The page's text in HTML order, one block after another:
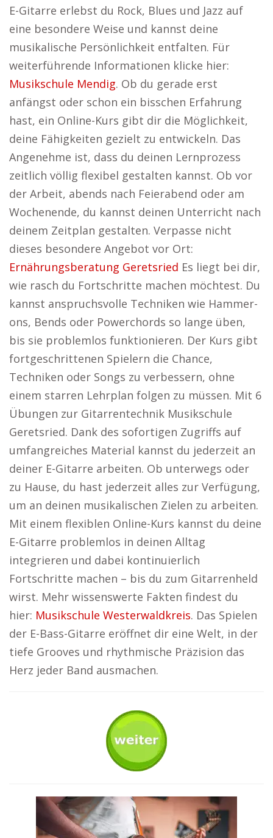
E-Gitarre erlebst du Rock, Blues und Jazz auf
eine besondere Weise und kannst deine
musikalische Persönlichkeit entfalten. Für
weiterführende Informationen klicke hier:
Musikschule Mendig. Ob du gerade erst
anfängst oder schon ein bisschen Erfahrung
hast, ein Online-Kurs gibt dir die Möglichkeit,
deine Fähigkeiten gezielt zu entwickeln. Das
Angenehme ist, dass du deinen Lernprozess
zeitlich völlig flexibel gestalten kannst. Ob vor
der Arbeit, abends nach Feierabend oder am
Wochenende, du kannst deinen Unterricht nach
deinem Zeitplan gestalten. Verpasse nicht
dieses besondere Angebot vor Ort:
Ernährungsberatung Geretsried Es liegt bei dir,
wie rasch du Fortschritte machen möchtest. Du
kannst anspruchsvolle Techniken wie Hammer-
ons, Bends oder Powerchords so lange üben,
bis sie problemlos funktionieren. Der Kurs gibt
fortgeschrittenen Spielern die Chance,
Techniken oder Songs zu verbessern, ohne
einem starren Lehrplan folgen zu müssen. Mit 6
Übungen zur Gitarrentechnik Musikschule
Geretsried. Dank des sofortigen Zugriffs auf
umfangreiches Material kannst du jederzeit an
deiner E-Gitarre arbeiten. Ob unterwegs oder
zu Hause, du hast jederzeit alles zur Verfügung,
um an deinen musikalischen Zielen zu arbeiten.
Mit einem flexiblen Online-Kurs kannst du deine
E-Gitarre problemlos in deinen Alltag
integrieren und dabei kontinuierlich
Fortschritte machen – bis du zum Gitarrenheld
wirst. Mehr wissenswerte Fakten findest du
hier: Musikschule Westerwaldkreis. Das Spielen
der E-Bass-Gitarre eröffnet dir eine Welt, in der
tiefe Grooves und rhythmische Präzision das
Herz jeder Band ausmachen.